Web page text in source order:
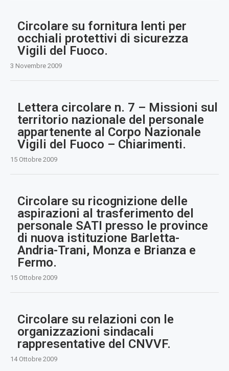
Circolare su fornitura lenti per
occhiali protettivi di sicurezza
Vigili del Fuoco.
3 Novembre 2009
Lettera circolare n. 7 – Missioni sul
territorio nazionale del personale
appartenente al Corpo Nazionale
Vigili del Fuoco – Chiarimenti.
15 Ottobre 2009
Circolare su ricognizione delle
aspirazioni al trasferimento del
personale SATI presso le province
di nuova istituzione Barletta-
Andria-Trani, Monza e Brianza e
Fermo.
15 Ottobre 2009
Circolare su relazioni con le
organizzazioni sindacali
rappresentative del CNVVF.
14 Ottobre 2009